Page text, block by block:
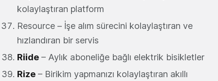
kolaylaştıran platform
Resource – İşe alım sürecini kolaylaştıran ve
hızlandıran bir servis
Riide – Aylık aboneliğe bağlı elektrik bisikletler
Rize – Birikim yapmanızı kolaylaştıran akıllı